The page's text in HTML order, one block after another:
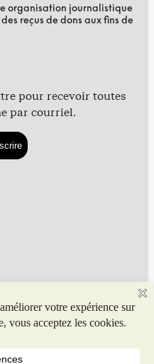
organisation journalistique
reçus de dons aux fins de
pour recevoir toutes
par courriel.